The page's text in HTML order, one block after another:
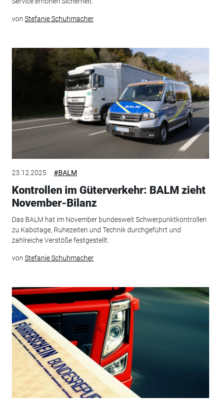
von Stefanie Schuhmacher
23.12.2025 #BALM
Kontrollen im Güterverkehr: BALM zieht
November-Bilanz
Das BALM hat im November bundesweit Schwerpunktkontrollen
zu Kabotage, Ruhezeiten und Technik durchgeführt und
zahlreiche Verstöße festgestellt.
von Stefanie Schuhmacher